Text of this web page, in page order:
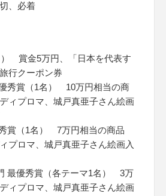
、必着
賞金5万円、「日本を代表す
行クーポン券
秀賞（1名） 10万円相当の商
ィプロマ、城戸真亜子さん絵画
賞（1名） 7万円相当の商品
プロマ、城戸真亜子さん絵画入
最優秀賞（各テーマ1名） 3万
ィプロマ、城戸真亜子さん絵画